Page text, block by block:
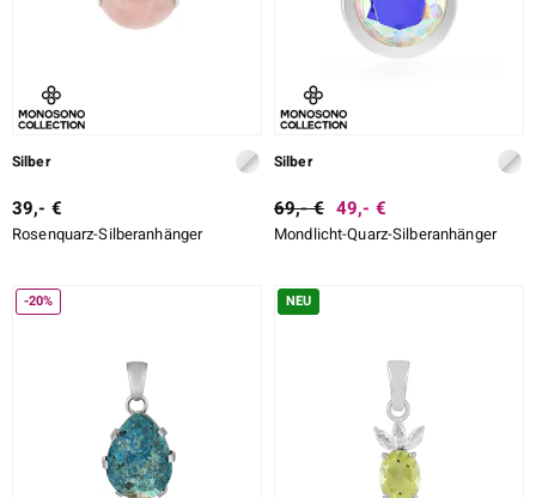
Silber
39,- €
Rosenquarz-Silberanhänger
Silber
69,- € 49,- €
Mondlicht-Quarz-Silberanhänger
-20% NEU